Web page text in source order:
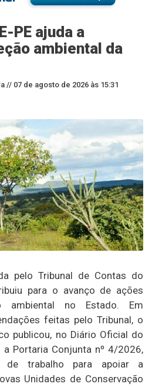
PE ajuda a
ambiental da
// 07 de agosto de 2026 às 15:31
pelo Tribunal de Contas do
para o avanço de ações
ambiental no Estado. Em
feitas pelo Tribunal, o
publicou, no Diário Oficial do
Portaria Conjunta nº 4/2026,
trabalho para apoiar a
Unidades de Conservação